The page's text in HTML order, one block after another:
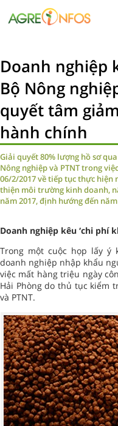
Doanh nghiệp
Bộ Nông
quyết tâm
hành chính
Giải quyết 80% lượng hồ sơ
Nông nghiệp và PTNT trong
06/2/2017 về tiếp tục thực hiện
thiện môi trường kinh doanh,
năm 2017, định hướng đến năm
Doanh nghiệp kêu ‘chi phí
Trong một cuộc họp lấy ý
doanh nghiệp nhập khẩu
việc mất hàng triệu ngày
Hải Phòng do thủ tục kiểm
và PTNT.